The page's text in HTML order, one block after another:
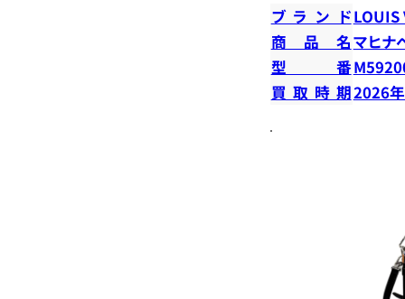
ブランドLOUIS
商品名マヒナ
型番
買取時期2026